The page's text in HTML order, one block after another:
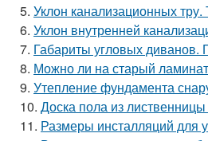
5. Уклон канализационных
6. Уклон внутренней
7. Габариты угловых диванов.
8. Можно ли на старый
9. Утепление фундамента
10. Доска пола из
11. Размеры инсталляций для